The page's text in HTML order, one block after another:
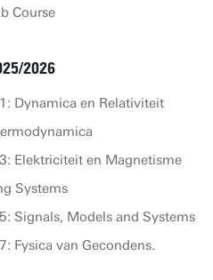
Course
2026
Dynamica en Relativiteit
Elektriciteit en Magnetisme
Systems
Signals, Models and Systems
Fysica van Gecondens.